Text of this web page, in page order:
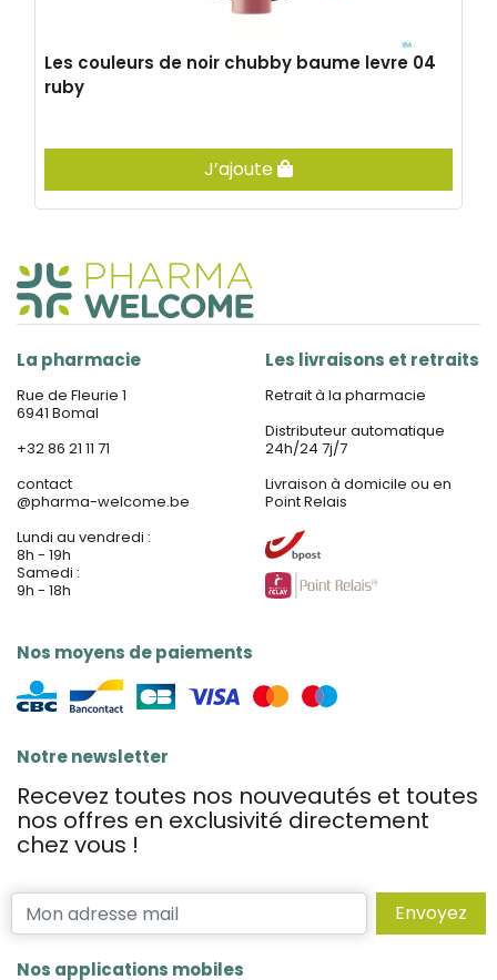
Les couleurs de noir chubby baume levre 04
ruby
J’ajoute
La pharmacie
Rue de Fleurie 1
6941 Bomal
+32 86 21 11 71
contact
@pharma-welcome.be
Lundi au vendredi :
8h - 19h
Samedi :
9h - 18h
Nos moyens de paiements
Les livraisons et retraits
Retrait à la pharmacie
Distributeur automatique
24h/24 7j/7
Livraison à domicile ou en
Point Relais
Notre newsletter
Recevez toutes nos nouveautés et toutes
nos offres en exclusivité directement
chez vous !
Envoyez
Nos applications mobiles